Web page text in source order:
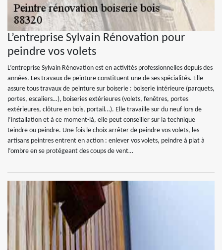
L’entreprise Sylvain Rénovation pour
peindre vos volets
L’entreprise Sylvain Rénovation est en activités professionnelles depuis des
années. Les travaux de peinture constituent une de ses spécialités. Elle
assure tous travaux de peinture sur boiserie : boiserie intérieure (parquets,
portes, escaliers…), boiseries extérieures (volets, fenêtres, portes
extérieures, clôture en bois, portail…). Elle travaille sur du neuf lors de
l’installation et à ce moment-là, elle peut conseiller sur la technique
teindre ou peindre. Une fois le choix arrêter de peindre vos volets, les
artisans peintres entrent en action : enlever vos volets, peindre à plat à
l’ombre en se protégeant des coups de vent…